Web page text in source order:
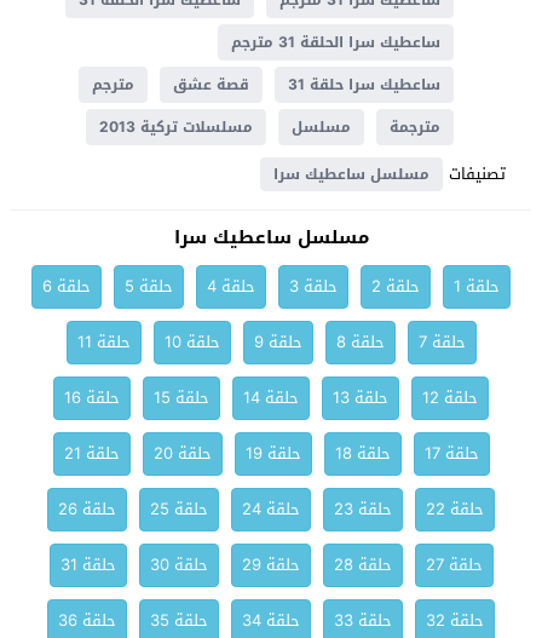
ساعطيك سرا الحلقة 31 مترجم
ساعطيك سرا حلقة 31
قصة عشق
مترجم
مترجمة
مسلسل مسلسلات تركية 2013
تصنيفات مسلسل ساعطيك سرا
مسلسل ساعطيك سرا
حلقة 1 حلقة 2 حلقة 3 حلقة 4 حلقة 5
حلقة 6
حلقة 7
حلقة 8 حلقة 9 حلقة 10
حلقة 11
حلقة 12
حلقة 13 حلقة 14 حلقة 15
حلقة 16
حلقة 17
حلقة 18 حلقة 19 حلقة 20
حلقة 21
حلقة 22
حلقة 23 حلقة 24 حلقة 25
حلقة 26
حلقة 27
حلقة 28 حلقة 29 حلقة 30
حلقة 31
حلقة 32
حلقة 33 حلقة 34 حلقة 35
حلقة 36